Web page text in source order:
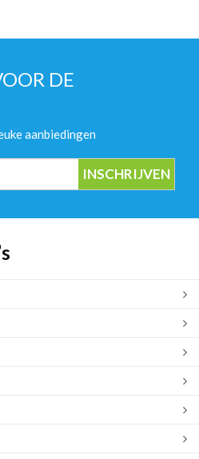
DE
aanbiedingen